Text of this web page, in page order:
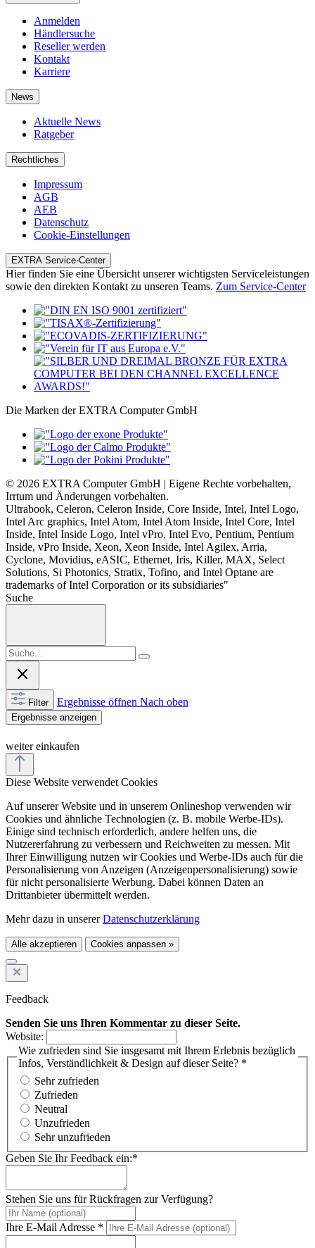
Anmelden
Händlersuche
Reseller werden
Kontakt
Karriere
News
Aktuelle News
Ratgeber
Rechtliches
Impressum
AGB
AEB
Datenschutz
Cookie-Einstellungen
EXTRA Service-Center
Hier finden Sie eine Übersicht unserer wichtigsten Serviceleistungen
sowie den direkten Kontakt zu unseren Teams. Zum Service-Center
Die Marken der EXTRA Computer GmbH
© 2026 EXTRA Computer GmbH | Eigene Rechte vorbehalten,
Irrtum und Änderungen vorbehalten.
Ultrabook, Celeron, Celeron Inside, Core Inside, Intel, Intel Logo,
Intel Arc graphics, Intel Atom, Intel Atom Inside, Intel Core, Intel
Inside, Intel Inside Logo, Intel vPro, Intel Evo, Pentium, Pentium
Inside, vPro Inside, Xeon, Xeon Inside, Intel Agilex, Arria,
Cyclone, Movidius, eASIC, Ethernet, Iris, Killer, MAX, Select
Solutions, Si Photonics, Stratix, Tofino, and Intel Optane are
trademarks of Intel Corporation or its subsidiaries"
Suche
Filter Ergebnisse öffnen Nach oben
Ergebnisse anzeigen
weiter einkaufen
Diese Website verwendet Cookies
Auf unserer Website und in unserem Onlineshop verwenden wir
Cookies und ähnliche Technologien (z. B. mobile Werbe-IDs).
Einige sind technisch erforderlich, andere helfen uns, die
Nutzererfahrung zu verbessern und Reichweiten zu messen. Mit
Ihrer Einwilligung nutzen wir Cookies und Werbe-IDs auch für die
Personalisierung von Anzeigen (Anzeigenpersonalisierung) sowie
für nicht personalisierte Werbung. Dabei können Daten an
Drittanbieter übermittelt werden.
Mehr dazu in unsererDatenschutzerklärung
Alle akzeptieren Cookies anpassen »
Feedback
Senden Sie uns Ihren Kommentar zu dieser Seite.
Website:
Wie zufrieden sind Sie insgesamt mit Ihrem Erlebnis bezüglich
Infos, Verständlichkeit & Design auf dieser Seite? *
Sehr zufrieden
Zufrieden
Neutral
Unzufrieden
Sehr unzufrieden
Geben Sie Ihr Feedback ein:*
Stehen Sie uns für Rückfragen zur Verfügung?
Ihre E-Mail Adresse *